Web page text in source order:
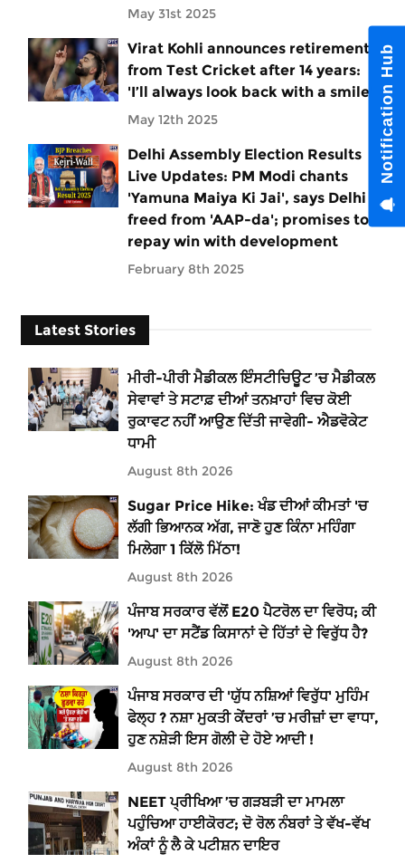
May 31st 2025
Virat Kohli announces retirement
from Test Cricket after 14 years:
'I’ll always look back with a smile'
May 12th 2025
Delhi Assembly Election Results
Live Updates: PM Modi chants
'Yamuna Maiya Ki Jai', says Delhi
freed from 'AAP-da'; promises to
repay win with development
February 8th 2025
Latest Stories
ਮੀਰੀ-ਪੀਰੀ ਮੈਡੀਕਲ ਇੰਸਟੀਚਿਊਟ ’ਚ ਮੈਡੀਕਲ
ਸੇਵਾਵਾਂ ਤੇ ਸਟਾਫ਼ ਦੀਆਂ ਤਨਖ਼ਾਹਾਂ ਵਿਚ ਕੋਈ
ਰੁਕਾਵਟ ਨਹੀਂ ਆਉਣ ਦਿੱਤੀ ਜਾਵੇਗੀ- ਐਡਵੋਕੇਟ
ਧਾਮੀ
August 8th 2026
Sugar Price Hike: ਖੰਡ ਦੀਆਂ ਕੀਮਤਾਂ 'ਚ
ਲੱਗੀ ਭਿਆਨਕ ਅੱਗ, ਜਾਣੋ ਹੁਣ ਕਿੰਨਾ ਮਹਿੰਗਾ
ਮਿਲੇਗਾ 1 ਕਿੱਲੋ ਮਿੱਠਾ!
August 8th 2026
ਪੰਜਾਬ ਸਰਕਾਰ ਵੱਲੋਂ E20 ਪੈਟਰੋਲ ਦਾ ਵਿਰੋਧ; ਕੀ
'ਆਪ' ਦਾ ਸਟੈਂਡ ਕਿਸਾਨਾਂ ਦੇ ਹਿੱਤਾਂ ਦੇ ਵਿਰੁੱਧ ਹੈ?
August 8th 2026
ਪੰਜਾਬ ਸਰਕਾਰ ਦੀ 'ਯੁੱਧ ਨਸ਼ਿਆਂ ਵਿਰੁੱਧ' ਮੁਹਿੰਮ
ਫੇਲ੍ਹ ? ਨਸ਼ਾ ਮੁਕਤੀ ਕੇਂਦਰਾਂ ’ਚ ਮਰੀਜ਼ਾਂ ਦਾ ਵਾਧਾ,
ਹੁਣ ਨਸ਼ੇੜੀ ਇਸ ਗੋਲੀ ਦੇ ਹੋਏ ਆਦੀ !
August 8th 2026
NEET ਪ੍ਰੀਖਿਆ ’ਚ ਗੜਬੜੀ ਦਾ ਮਾਮਲਾ
ਪਹੁੰਚਿਆ ਹਾਈਕੋਰਟ; ਦੋ ਰੋਲ ਨੰਬਰਾਂ ਤੇ ਵੱਖ-ਵੱਖ
ਅੰਕਾਂ ਨੂੰ ਲੈ ਕੇ ਪਟੀਸ਼ਨ ਦਾਇਰ
Notification Hub